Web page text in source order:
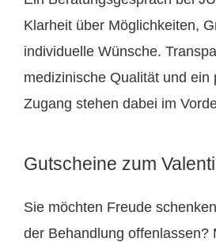
Klarheit über Möglichkeiten,
individuelle Wünsche.
medizinische Qualität und ein
Zugang stehen dabei im
Gutscheine zum
Sie möchten Freude
der Behandlung offenlassen?